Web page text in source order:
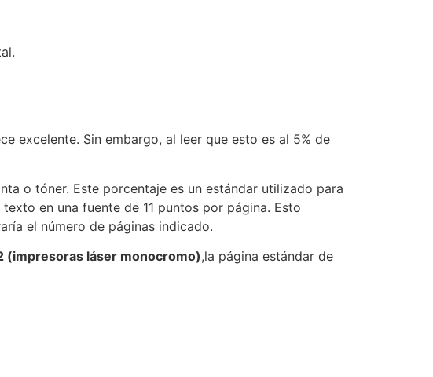
excelente. Sin embargo, al leer que esto es al 5% de
o tóner. Este porcentaje es un estándar utilizado para
en una fuente de 11 puntos por página. Esto
el número de páginas indicado.
(impresoras láser monocromo),la página estándar de